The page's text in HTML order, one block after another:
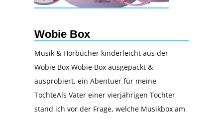
Wobie Box
Musik & Hörbücher kinderleicht aus der
Wobie Box Wobie Box ausgepackt &
ausprobiert, ein Abentuer für meine
TochteAls Vater einer vierjährigen Tochter
stand ich vor der Frage, welche Musikbox am